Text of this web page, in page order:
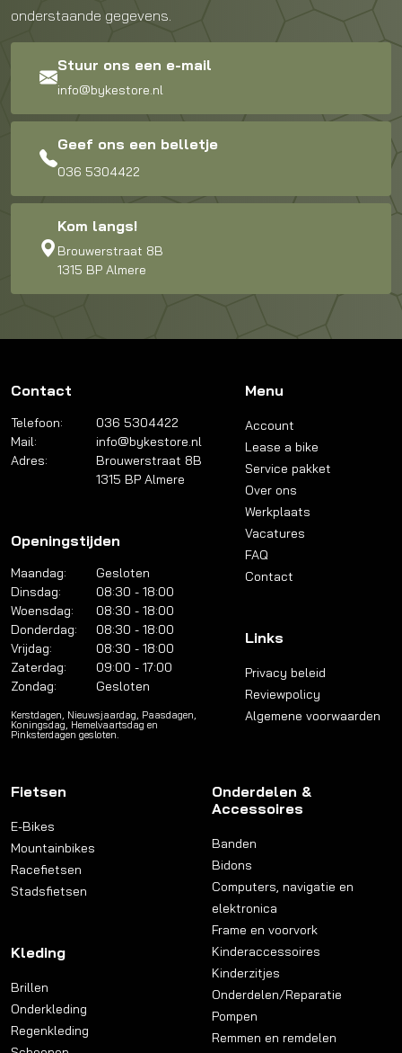
onderstaande gegevens.
Stuur ons een e-mail
info@bykestore.nl
Geef ons een belletje
036 5304422
Kom langs!
Brouwerstraat 8B
1315 BP Almere
Contact
Telefoon:
036 5304422
Mail:
info@bykestore.nl
Adres:
Brouwerstraat 8B
1315 BP Almere
Openingstijden
Maandag:
Gesloten
Dinsdag:
08:30 - 18:00
Woensdag:
08:30 - 18:00
Donderdag:
08:30 - 18:00
Vrijdag:
08:30 - 18:00
Zaterdag:
09:00 - 17:00
Zondag:
Gesloten
Kerstdagen, Nieuwsjaardag, Paasdagen,
Koningsdag, Hemelvaartsdag en
Pinksterdagen gesloten.
Menu
Account
Lease a bike
Service pakket
Over ons
Werkplaats
Vacatures
FAQ
Contact
Links
Privacy beleid
Reviewpolicy
Algemene voorwaarden
Fietsen
E-Bikes
Mountainbikes
Racefietsen
Stadsfietsen
Kleding
Brillen
Onderkleding
Regenkleding
Onderdelen &
Accessoires
Banden
Bidons
Computers, navigatie en
elektronica
Frame en voorvork
Kinderaccessoires
Kinderzitjes
Onderdelen/Reparatie
Pompen
Remmen en remdelen